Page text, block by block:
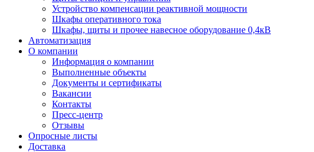
Устройство компенсации реактивной мощности
Шкафы оперативного тока
Шкафы, щиты и прочее навесное оборудование 0,4кВ
Автоматизация
О компании
Информация о компании
Выполненные объекты
Документы и сертификаты
Вакансии
Контакты
Пресс-центр
Отзывы
Опросные листы
Доставка